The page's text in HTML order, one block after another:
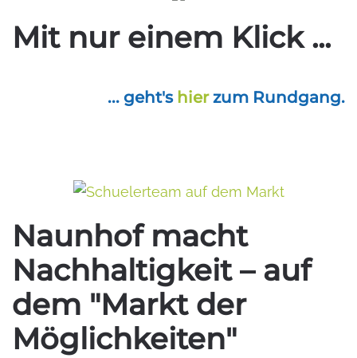
Mit nur einem Klick ...
... geht's hierzum Rundgang.
Naunhof macht
Nachhaltigkeit – auf
dem "Markt der
Möglichkeiten"